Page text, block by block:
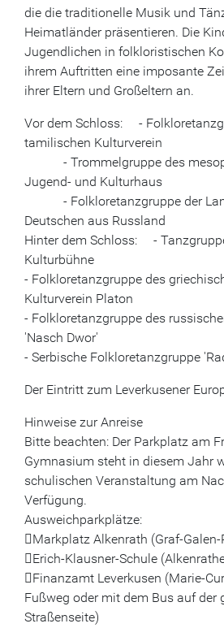
die die traditionelle Musik und
Heimatländer präsentieren. Die
Jugendlichen in folkloristischen
ihrem Auftritten eine imposante
ihrer Eltern und Großeltern an.
Vor dem Schloss: -
tamilischen Kulturverein
- Trommelgruppe des
Jugend- und Kulturhaus
- Folkloretanzgruppe der
Deutschen aus Russland
Hinter dem Schloss: -
Kulturbühne
- Folkloretanzgruppe des
Kulturverein Platon
- Folkloretanzgruppe des
'Nasch Dwor'
- Serbische Folkloretanzgruppe
Der Eintritt zum Leverkusener
Hinweise zur Anreise
Bitte beachten: Der Parkplatz am
Gymnasium steht in diesem Jahr
schulischen Veranstaltung am
Verfügung.
Ausweichparkplätze:
Markplatz Alkenrath (Graf-Galen-
Erich-Klausner-Schule
Finanzamt Leverkusen (Marie-
Fußweg oder mit dem Bus auf der
Straßenseite)